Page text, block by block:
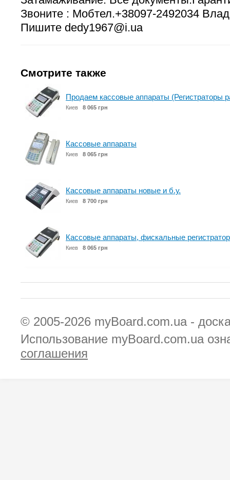
Звоните : Мобтел.+38097-2492034
Пишите dedy1967@i.ua
Смотрите также
Продаем кассовые аппараты (Регистраторы
Киев 8 065 грн
Кассовые аппараты
Киев 8 065 грн
Кассовые аппараты новые и б.у.
Киев 8 700 грн
Кассовые аппараты, фискальные
Киев 8 065 грн
© 2005-2026 myBoard.com.ua -
Использование myBoard.com.ua
соглашения